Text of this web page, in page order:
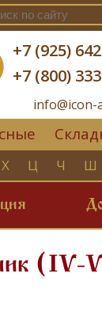
+7 (925)
+7 (800)
info@icon-
Х Ц Ч Ш
(IV-